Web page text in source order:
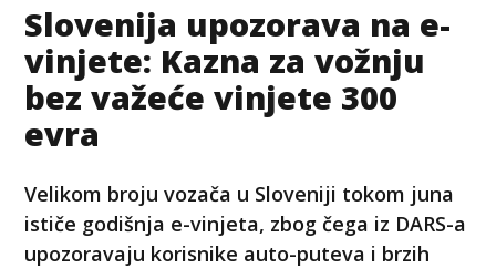
Slovenija upozorava na e-
vinjete: Kazna za vožnju
bez važeće vinjete 300
evra
Velikom broju vozača u Sloveniji tokom juna
ističe godišnja e-vinjeta, zbog čega iz DARS-a
upozoravaju korisnike auto-puteva i brzih